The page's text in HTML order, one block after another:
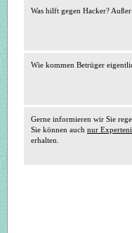
Was hilft gegen Hacker?
Wie kommen Betrüger
Gerne informieren wir Sie
Sie können auch nur
erhalten.